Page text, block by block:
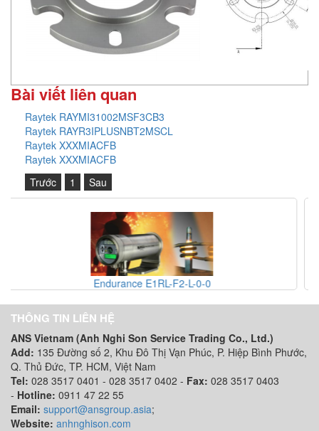
Bài viết liên quan
Raytek RAYMI31002MSF3CB3
Raytek RAYR3IPLUSNBT2MSCL
Raytek XXXMIACFB
Raytek XXXMIACFB
Trước
1 Sau
THÔNG TIN LIÊN HỆ
ANS Vietnam (Anh Nghi Son Service Trading Co., Ltd.)
Add: 135 Đường số 2, Khu Đô Thị Vạn Phúc, P. Hiệp Bình Phước,
Q. Thủ Đức, TP. HCM, Việt Nam
Tel: 028 3517 0401 - 028 3517 0402 - Fax: 028 3517 0403
- Hotline: 0911 47 22 55
Email: support@ansgroup.asia;
Website: anhnghison.com